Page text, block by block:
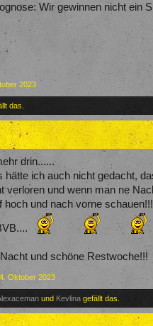
Wir gewinnen nicht ein
2023
das.
drin......
hätte ich auch nicht gedacht,
verloren und wenn man ne
hoch und nach vorne
und schöne Restwoche!!!
4. Oktober 2023
und Kevlina gefällt das.